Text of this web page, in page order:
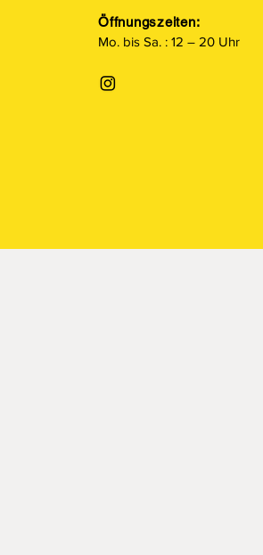
Öffnungszeiten:
Mo. bis Sa. : 12 – 20 Uhr